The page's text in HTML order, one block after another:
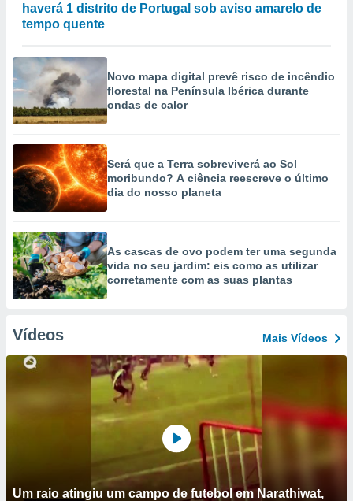
haverá 1 distrito de Portugal sob aviso amarelo de
tempo quente
Novo mapa digital prevê risco de incêndio
florestal na Península Ibérica durante
ondas de calor
Será que a Terra sobreviverá ao Sol
moribundo? A ciência reescreve o último
dia do nosso planeta
As cascas de ovo podem ter uma segunda
vida no seu jardim: eis como as utilizar
corretamente com as suas plantas
Vídeos Mais Vídeos
Um raio atingiu um campo de futebol em Narathiwat,